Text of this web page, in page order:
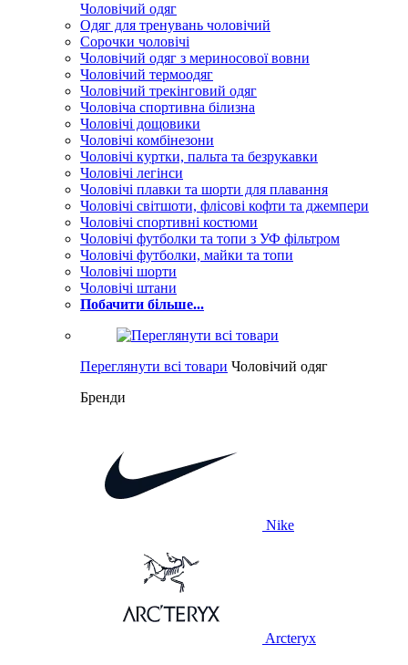
Чоловічий одяг
Одяг для тренувань чоловічий
Сорочки чоловічі
Чоловічий одяг з мериносової вовни
Чоловічий термоодяг
Чоловічий трекінговий одяг
Чоловіча спортивна білизна
Чоловічі дощовики
Чоловічі комбінезони
Чоловічі куртки, пальта та безрукавки
Чоловічі легінси
Чоловічі плавки та шорти для плавання
Чоловічі світшоти, флісові кофти та джемпери
Чоловічі спортивні костюми
Чоловічі футболки та топи з УФ фільтром
Чоловічі футболки, майки та топи
Чоловічі шорти
Чоловічі штани
Побачити більше...
Переглянути всі товари Чоловічий одяг
Бренди
Nike
Arcteryx